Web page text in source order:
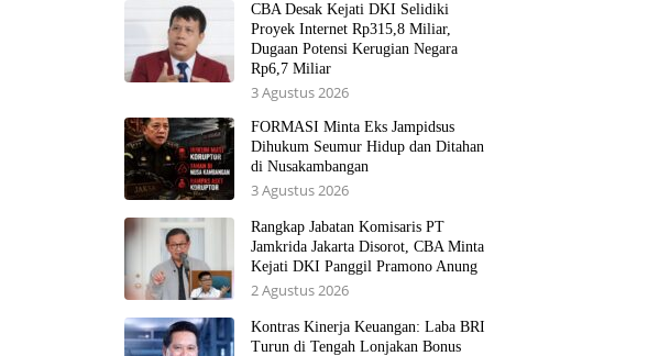
CBA Desak Kejati DKI Selidiki
Proyek Internet Rp315,8 Miliar,
Dugaan Potensi Kerugian Negara
Rp6,7 Miliar
3 Agustus 2026
FORMASI Minta Eks Jampidsus
Dihukum Seumur Hidup dan Ditahan
di Nusakambangan
3 Agustus 2026
Rangkap Jabatan Komisaris PT
Jamkrida Jakarta Disorot, CBA Minta
Kejati DKI Panggil Pramono Anung
2 Agustus 2026
Kontras Kinerja Keuangan: Laba BRI
Turun di Tengah Lonjakan Bonus